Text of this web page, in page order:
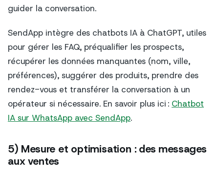
guider la conversation.
SendApp intègre des chatbots IA à ChatGPT, utiles
pour gérer les FAQ, préqualifier les prospects,
récupérer les données manquantes (nom, ville,
préférences), suggérer des produits, prendre des
rendez-vous et transférer la conversation à un
opérateur si nécessaire. En savoir plus ici : Chatbot
IA sur WhatsApp avec SendApp.
5) Mesure et optimisation : des messages
aux ventes